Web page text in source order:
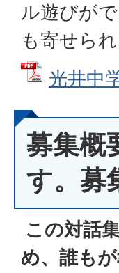
ル遊びが
も寄せられ
光井中
募集概
す。募
この対話
め、誰も